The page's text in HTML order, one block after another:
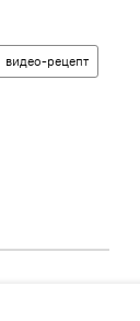
видео-рецепт